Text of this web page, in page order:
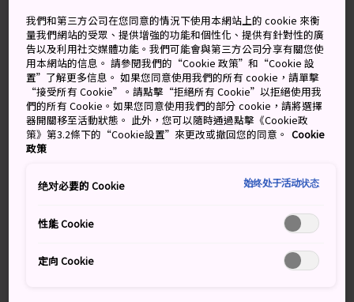
gun, Yamanashi-ken
在 Google 地圖上檢視
取得轉乘資訊
關鍵字 地圖
大法師公園四季如詩如畫，春季
櫻花更是亮眼
大法師公園每都會有迎來短暫的櫻花祭，超過 2,000 株美
麗的粉紅色櫻樹齊放，為周圍的美景增添色彩。雖然每一
我們和第三方公司在您同意的情況下使用本網站上的 cookie 來衡
量我們網站的受眾、提供增強的功能和個性化、提供有針對性的廣
告以及利用社交媒體功能。我們可能會與第三方公司分享有關您使
用本網站的信息。 請參閱我們的“Cookie 政策”和“Cookie 設
置”了解更多信息。 如果您同意使用我們的所有 cookie，請單擊
“接受所有 Cookie”。請點擊“拒絕所有 Cookie”以拒絕使用我
們的所有 Cookie。如果您同意使用我們的部分 cookie，請將選擇
器開關移至活動狀態。 此外，您可以隨時通過點擊《Cookie政
策》第3.2條下的“Cookie設置”來更改或撤回您的同意。 Cookie
政策
绝对必要的 Cookie 始终处于活动状态
性能 Cookie
定向 Cookie